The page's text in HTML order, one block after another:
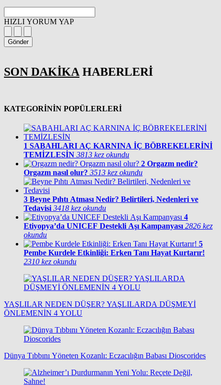
HIZLI YORUM YAP
Gönder
SON DAKİKAHABERLERİ
KATEGORİNİN POPÜLERLERİ
1 SABAHLARI AÇ KARNINA İÇ BÖBREKELERİNİ
TEMİZLESİN 3813 kez okundu
2 Orgazm nedir?
Orgazm nasıl olur? 3513 kez okundu
3 Beyne Pıhtı Atması Nedir? Belirtileri, Nedenleri ve
Tedavisi 3418 kez okundu
4
Etiyopya’da UNICEF Destekli Aşı Kampanyası 2826 kez
okundu
5
Pembe Kurdele Etkinliği: Erken Tanı Hayat Kurtarır!
2310 kez okundu
YAŞLILAR NEDEN DÜŞER? YAŞLILARDA DÜŞMEYİ
ÖNLEMENİN 4 YOLU
Dünya Tıbbını Yöneten Kozanlı: Eczacılığın Babası Dioscorides